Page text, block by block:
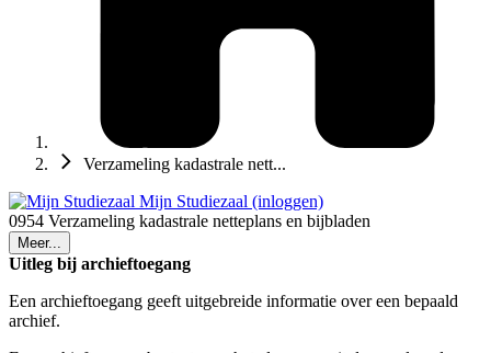
Verzameling kadastrale nett...
Mijn Studiezaal (inloggen)
0954 Verzameling kadastrale netteplans en bijbladen
Meer...
Uitleg bij archieftoegang
Een archieftoegang geeft uitgebreide informatie over een bepaald
archief.